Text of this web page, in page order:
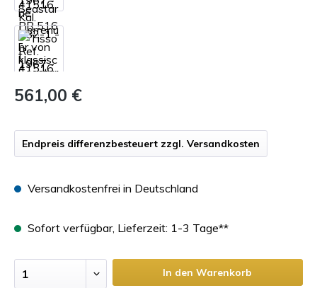
561,00 €
Endpreis differenzbesteuert zzgl. Versandkosten
Versandkostenfrei in Deutschland
Sofort verfügbar, Lieferzeit: 1-3 Tage**
In den Warenkorb